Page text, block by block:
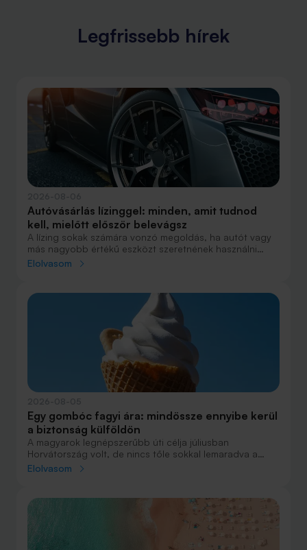
Legfrissebb hírek
Autóvásárlás lízinggel: minden, amit tudnod
kell, mielőtt először belevágsz
A lízing sokak számára vonzó megoldás, ha autót vagy
más nagyobb értékű eszközt szeretnének használni
anélkül, hogy azt egy összegben ki kellene fizetniük.
fogalmak közül, amelyekkel biztosan találkozol.
Elolvasom
Egy gombóc fagyi ára: mindössze ennyibe kerül
a biztonság külföldön
A magyarok legnépszerűbb úti célja júliusban
Horvátország volt, de nincs tőle sokkal lemaradva a
júniust megnyerő Olaszország sem. A tengerparti
nyaralásnak, mint repülővel.
Elolvasom